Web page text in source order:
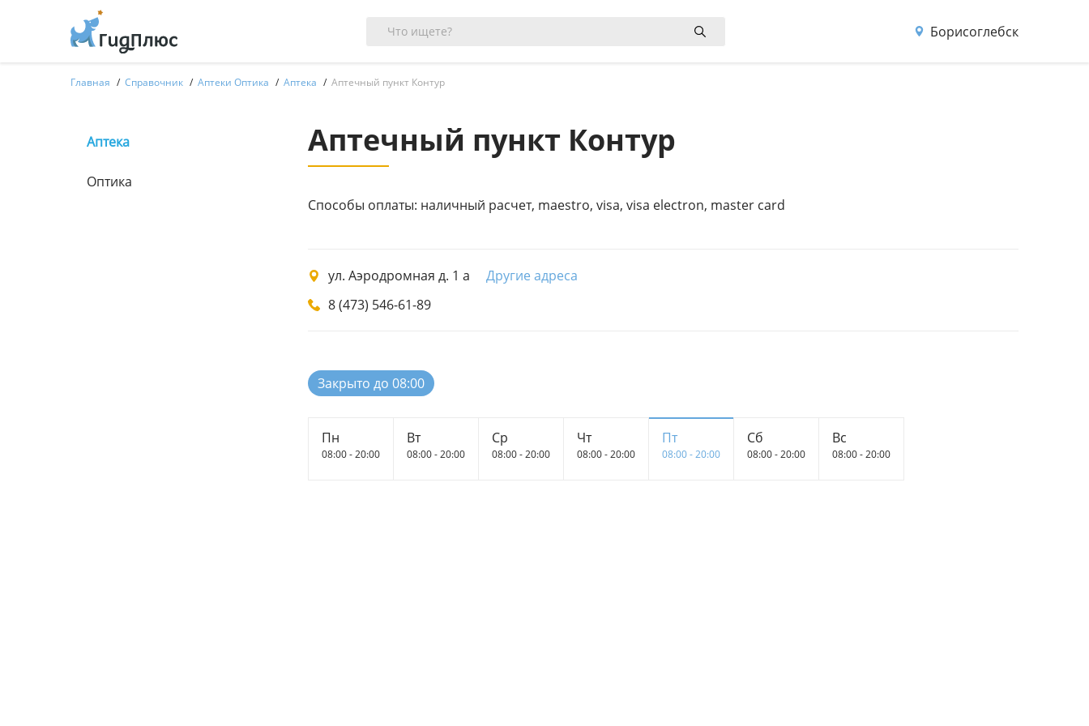
Борисоглебск
Главная Справочник Аптеки Оптика Аптека Аптечный пункт Контур
Аптека
Оптика
Аптечный пункт Контур
Способы оплаты: наличный расчет, maestro, visa, visa electron, master card
ул. Аэродромная д. 1 а
Другие адреса
8 (473) 546-61-89
Закрыто до 08:00
Пн
08:00 - 20:00
Вт
08:00 - 20:00
Ср
08:00 - 20:00
Чт
08:00 - 20:00
Пт
08:00 - 20:00
Сб
08:00 - 20:00
Вс
08:00 - 20:00